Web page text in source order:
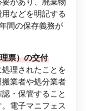
などを明記する
間の保存義務が
票）の交付
理されたことを
業者や処分業者
・保管すること
電子マニフェス